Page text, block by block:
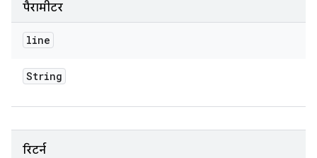
पैरामीटर
line
String
रिटर्न